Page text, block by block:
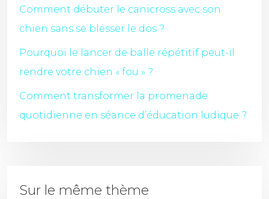
Comment débuter le canicross avec son
chien sans se blesser le dos ?
Pourquoi le lancer de balle répétitif peut-il
rendre votre chien « fou » ?
Comment transformer la promenade
quotidienne en séance d’éducation ludique ?
Sur le même thème